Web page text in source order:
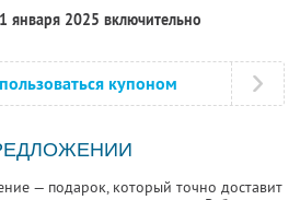
января 2025 включительно
купоном
— подарок, который точно доставит